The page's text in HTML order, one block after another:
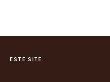
ESTE SITE